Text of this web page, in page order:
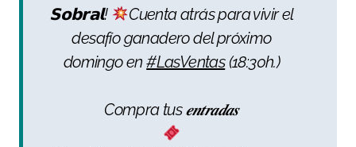
𝗦𝗼𝗯𝗿𝗮𝗹!
Cuenta atrás para vivir el
desafío ganadero del próximo
domingo en#LasVentas(18:30h.)
Compra tus 𝒆𝒏𝒕𝒓𝒂𝒅𝒂𝒔